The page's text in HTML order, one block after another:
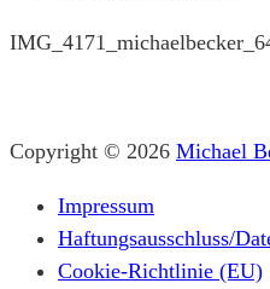
Copyright © 2026 Michael
Impressum
Haftungsausschluss/
Cookie-Richtlinie (EU)